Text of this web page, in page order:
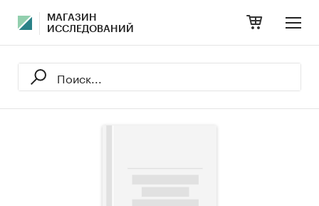
МАГАЗИН
ИССЛЕДОВАНИЙ